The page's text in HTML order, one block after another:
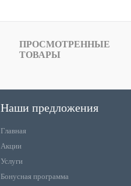
ПРОСМОТРЕННЫЕ
ТОВАРЫ
Наши предложения
Главная
Акции
Услуги
Бонусная программа